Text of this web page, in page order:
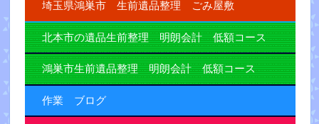
埼玉県鴻巣市 生前遺品整理 ごみ屋敷
北本市の遺品生前整理 明朗会計 低額コース
鴻巣市生前遺品整理 明朗会計 低額コース
作業 ブログ